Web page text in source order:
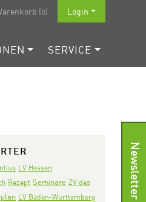
(0) Login
SERVICE
LV Hessen
Rezept Seminare ZV des
LV Baden-Württemberg Newsletter